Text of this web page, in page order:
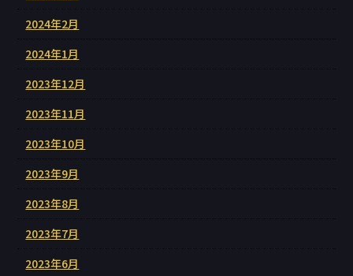
2024年2月
2024年1月
2023年12月
2023年11月
2023年10月
2023年9月
2023年8月
2023年7月
2023年6月